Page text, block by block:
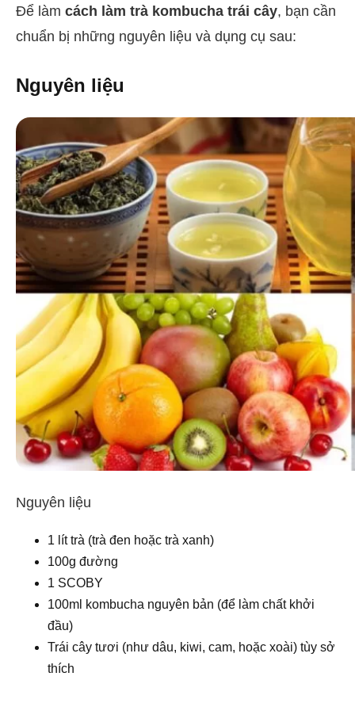
Để làm cách làm trà kombucha trái cây, bạn cần
chuẩn bị những nguyên liệu và dụng cụ sau:
Nguyên liệu
Nguyên liệu
1 lít trà (trà đen hoặc trà xanh)
100g đường
1 SCOBY
100ml kombucha nguyên bản (để làm chất khởi
đầu)
Trái cây tươi (như dâu, kiwi, cam, hoặc xoài) tùy sở
thích